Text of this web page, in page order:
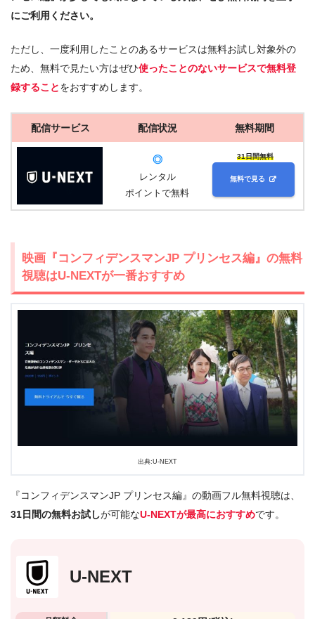
にご利用ください。
ただし、一度利用したことのあるサービスは無料お試し対象外の
ため、無料で見たい方はぜひ使ったことのないサービスで無料登
録することをおすすめします。
配信サービス 配信状況 無料期間
◎
レンタル
ポイントで無料
31日間無料
無料で見る
映画『コンフィデンスマンJP プリンセス編』の無料
視聴はU-NEXTが一番おすすめ
出典:U-NEXT
『コンフィデンスマンJP プリンセス編』の動画フル無料視聴は、
31日間の無料お試しが可能なU-NEXTが最高におすすめです。
U-NEXT